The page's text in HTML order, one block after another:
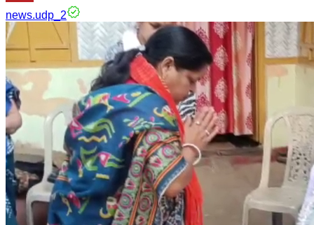
news.udp_2